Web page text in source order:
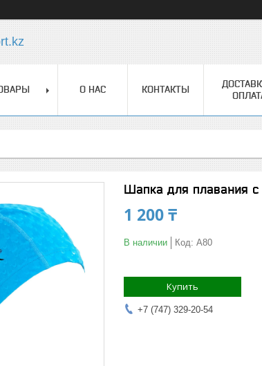
О НАС КОНТАКТЫ
Шапка для плавания c
1 200 ₸
В наличии Код: A80
Купить
+7 (747) 329-20-54